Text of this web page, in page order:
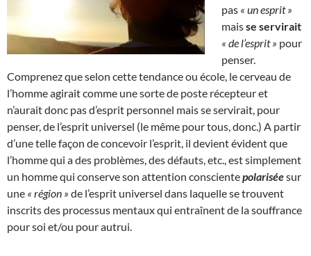
pas « un esprit »
maisse servirait
« de l’esprit » pour
penser.
Comprenez que selon cette tendance ou école, le cerveau de
l’homme agirait comme une sorte de poste récepteur et
n’aurait donc pas d’esprit personnel mais se servirait, pour
penser, de l’esprit universel (le même pour tous, donc.) A partir
d’une telle façon de concevoir l’esprit, il devient évident que
l’homme qui a des problèmes, des défauts, etc., est simplement
un homme qui conserve son attention conscientepolariséesur
une « région » de l’esprit universel dans laquelle se trouvent
inscrits des processus mentaux qui entraînent de la souffrance
pour soi et/ou pour autrui.